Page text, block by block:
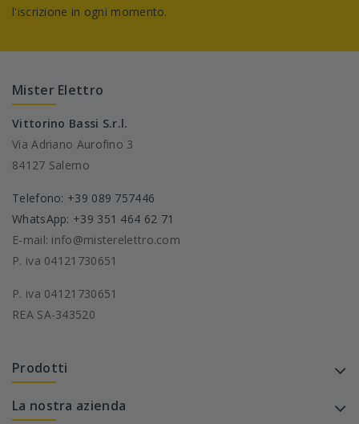
l'iscrizione in ogni momento.
Mister Elettro
Vittorino Bassi S.r.l.
Via Adriano Aurofino 3
84127 Salerno
Telefono: +39 089 757446
WhatsApp: +39 351 464 62 71
E-mail: info@misterelettro.com
P. iva 04121730651
P. iva 04121730651
REA SA-343520
Prodotti
La nostra azienda